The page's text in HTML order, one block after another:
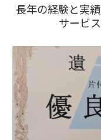
いに！
長年の経験と実
サービ